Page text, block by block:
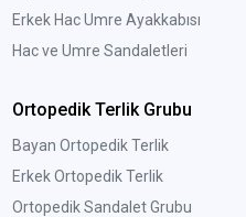
Erkek Hac Umre Ayakkabısı
Hac ve Umre Sandaletleri
Ortopedik Terlik Grubu
Bayan Ortopedik Terlik
Erkek Ortopedik Terlik
Ortopedik Sandalet Grubu